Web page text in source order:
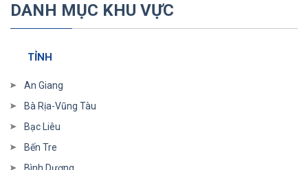
DANH MỤC KHU VỰC
TỈNH
An Giang
Bà Rịa-Vũng Tàu
Bạc Liêu
Bến Tre